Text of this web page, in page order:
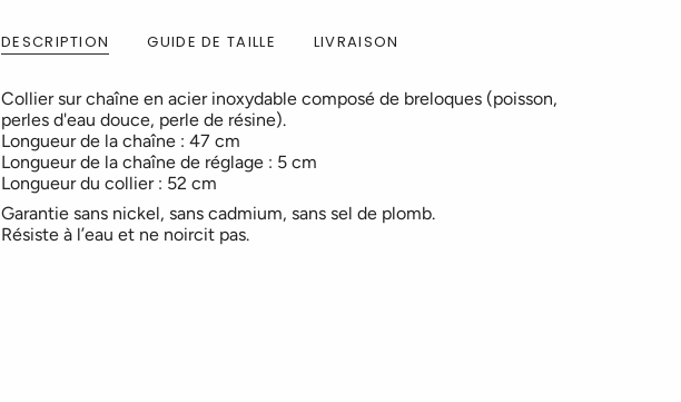
DESCRIPTION GUIDE DE TAILLE LIVRAISON
Collier sur chaîne en acier inoxydable composé de breloques (poisson,
perles d'eau douce, perle de résine).
Longueur de la chaîne : 47 cm
Longueur de la chaîne de réglage : 5 cm
Longueur du collier : 52 cm
Garantie sans nickel, sans cadmium, sans sel de plomb.
Résiste à l’eau et ne noircit pas.